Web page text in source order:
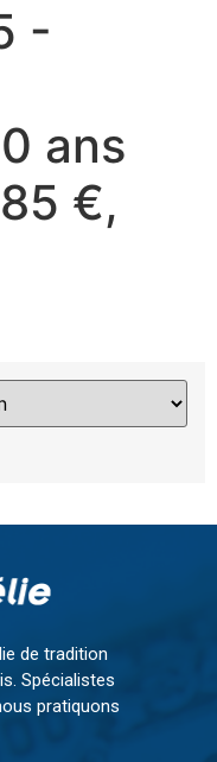
-
ans
€,
de tradition
Spécialistes
pratiquons